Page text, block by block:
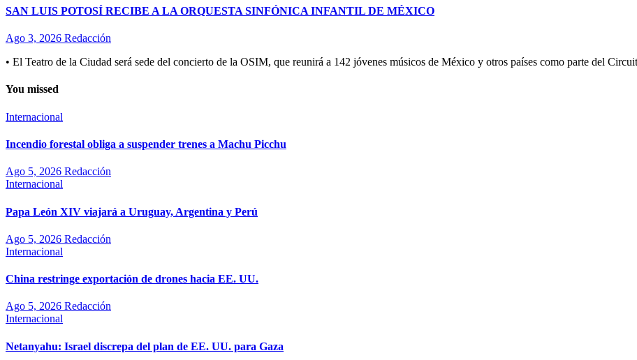
SAN LUIS POTOSÍ RECIBE A LA ORQUESTA SINFÓNICA INFANTIL DE MÉXICO
Ago 3, 2026 Redacción
• El Teatro de la Ciudad será sede del concierto de la OSIM, que reunirá a 142 jóvenes músicos de México y otros países como parte del
You missed
Internacional
Incendio forestal obliga a suspender trenes a Machu Picchu
Ago 5, 2026 Redacción
Internacional
Papa León XIV viajará a Uruguay, Argentina y Perú
Ago 5, 2026 Redacción
Internacional
China restringe exportación de drones hacia EE. UU.
Ago 5, 2026 Redacción
Internacional
Netanyahu: Israel discrepa del plan de EE. UU. para Gaza